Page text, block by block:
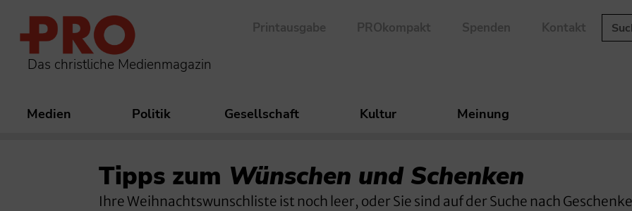
Das christliche Medienmagazin
Printausgabe PROkompakt Spenden Kontakt
Medien Politik Gesellschaft Kultur Meinung
Tipps zum Wünschen und Schenken
Ihre Weihnachtswunschliste ist noch leer, oder Sie sind auf der Suche nach